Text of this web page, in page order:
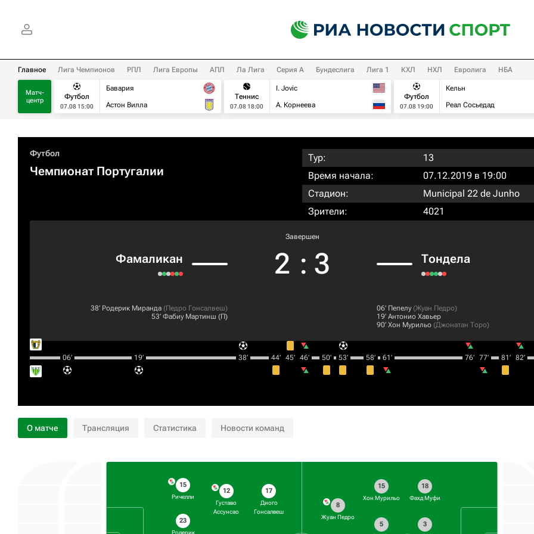
Главное Лига Чемпионов РПЛ Лига Европы АПЛ Ла Лига Серия А Бундеслига Лига 1 КХЛ НХЛ Евролига НБА
Матч-
центр
Футбол
07.08 15:00
Бавария
Астон Вилла
Теннис
07.08 18:00
I. Jovic
А. Корнеева
Футбол
07.08 19:00
Кельн
Реал Сосьедад
Футбол
Чемпионат Португалии
Тур:
13
Время начала:
07.12.2019 в 19:00
Стадион:
Municipal 22 de Junho
Зрители:
4021
Фамаликан
Завершен
2 : 3 Тондела
38‎’‎ Родерик Миранда (Педро Гонсалвеш)
53‎’‎ Фабиу Мартинш (П)
06‎’‎ Пепелу(Жуан Педро)
19‎’‎ Антонио Хавьер
90‎’‎ Хон Мурильо (Джонатан Торо)
06‎’‎ 19‎’‎ 38‎’‎ 44‎’‎ 45‎’‎ 46‎’‎ 50‎’‎ 53‎’‎ 58‎’‎ 61‎’‎ 76‎’‎ 77‎’‎ 81‎’‎ 82‎’‎
О матче Трансляция Статистика Новости команд
15
Ричелли
23
Родерик
12
Густаво
Ассунсао
17
Диого
Гонсалвеш
18
Фахд Муфи
3
15
Хон Мурильо
5
8
Жуан Педро